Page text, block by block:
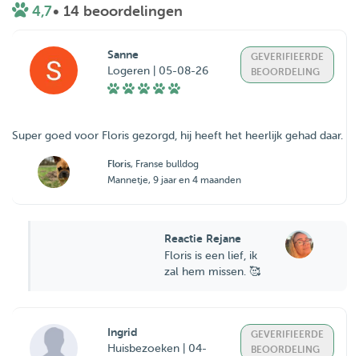
4,7• 14 beoordelingen
Sanne
Logeren | 05-08-26
GEVERIFIEERDE
BEOORDELING
Super goed voor Floris gezorgd, hij heeft het heerlijk gehad daar.
Floris, Franse bulldog
Mannetje, 9 jaar en 4 maanden
Reactie Rejane
Floris is een lief, ik
zal hem missen. 🥰
Ingrid
Huisbezoeken | 04-
GEVERIFIEERDE
BEOORDELING